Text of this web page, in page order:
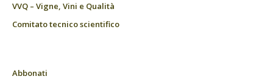
VVQ – Vigne, Vini e Qualità
Comitato tecnico scientifico
Abbonati